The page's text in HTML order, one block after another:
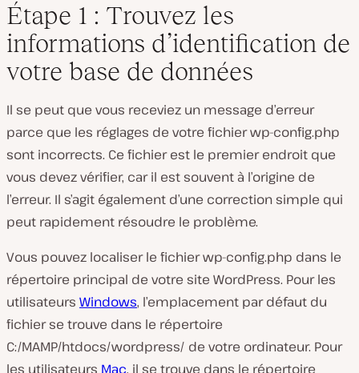
Étape 1 : Trouvez les
informations d’identification de
votre base de données
Il se peut que vous receviez un message d’erreur
parce que les réglages de votre fichierwp-config.php
sont incorrects. Ce fichier est le premier endroit que
vous devez vérifier, car il est souvent à l’origine de
l’erreur. Il s’agit également d’une correction simple qui
peut rapidement résoudre le problème.
Vous pouvez localiser le fichierwp-config.php dans le
répertoire principal de votre site WordPress. Pour les
utilisateurs Windows, l’emplacement par défaut du
fichier se trouve dans le répertoire
C:/MAMP/htdocs/wordpress/ de votre ordinateur. Pour
les utilisateurs Mac, il se trouve dans le répertoire